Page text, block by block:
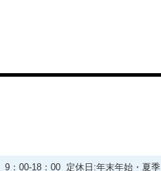
9：00-18：00 定休日:年末年始・夏季